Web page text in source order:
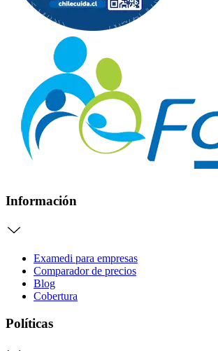
Información
Examedi para empresas
Comparador de precios
Blog
Cobertura
Políticas